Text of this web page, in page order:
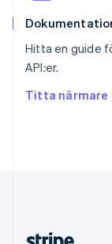
Hitta en guide
API:er.
Titta närmare
Sverige
Thailand
ไทย
English